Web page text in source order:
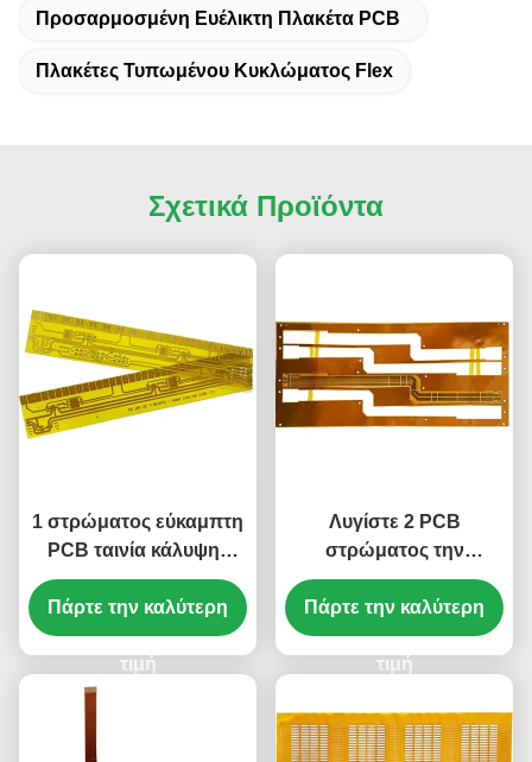
Προσαρμοσμένη Ευέλικτη Πλακέτα PCB
Πλακέτες Τυπωμένου Κυκλώματος Flex
Σχετικά Προϊόντα
1 στρώματος εύκαμπτη
PCB ταινία κάλυψης
πινάκων κίτρινη 1 Oz
PCB χαλκού
Πάρτε την καλύτερη
τιμή
Λυγίστε 2 PCB
στρώματος την
εύκαμπτη ταινία 0.5mm
κάλυψης πινάκων
κίτρινη Silkscreen
Πάρτε την καλύτερη
τιμή